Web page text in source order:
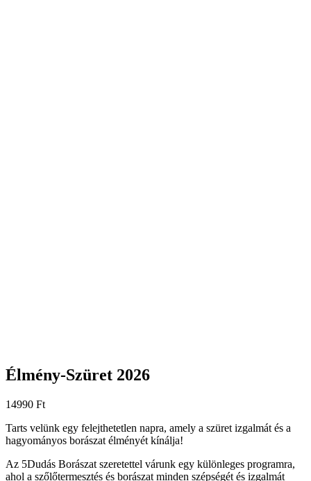
Élmény-Szüret 2026
14990 Ft
Tarts velünk egy felejthetetlen napra, amely a szüret izgalmát és a
hagyományos borászat élményét kínálja!
Az 5Dudás Borászat szeretettel várunk egy különleges programra,
ahol a szőlőtermesztés és borászat minden szépségét és izgalmát